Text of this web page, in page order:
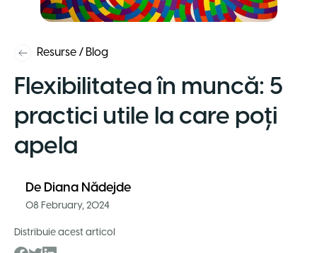
Resurse / Blog
Flexibilitatea în muncă: 5
practici utile la care poți
apela
De Diana Nădejde
08 February, 2024
Distribuie acest articol